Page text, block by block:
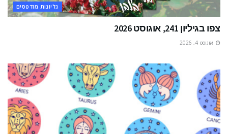
גליונות מודפסים
צפו בגיליון 241, אוגוסט 2026
אוגוסט 4, 2026